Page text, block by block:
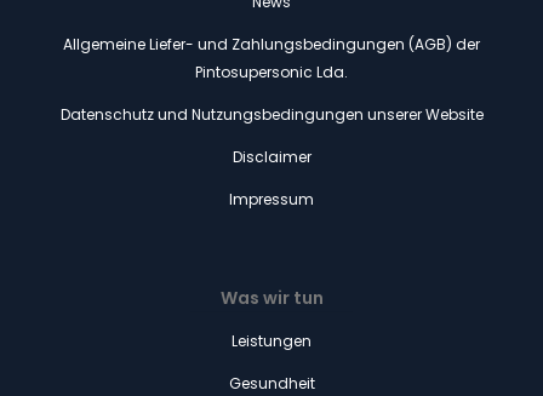
Allgemeine Liefer- und Zahlungsbedingungen (AGB) der
Pintosupersonic Lda.
Datenschutz und Nutzungsbedingungen unserer Website
Disclaimer
Impressum
Was wir tun
Leistungen
Gesundheit